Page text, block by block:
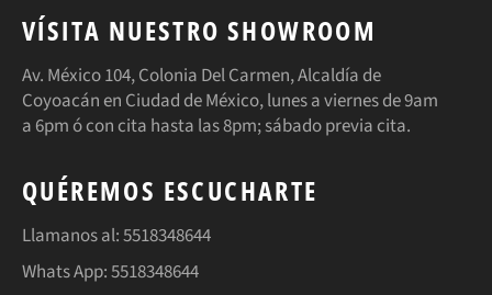
VÍSITA NUESTRO SHOWROOM
Av. México 104, Colonia Del Carmen, Alcaldía de
Coyoacán en Ciudad de México, lunes a viernes de 9am
a 6pm ó con cita hasta las 8pm; sábado previa cita.
QUÉREMOS ESCUCHARTE
Llamanos al: 5518348644
Whats App: 5518348644